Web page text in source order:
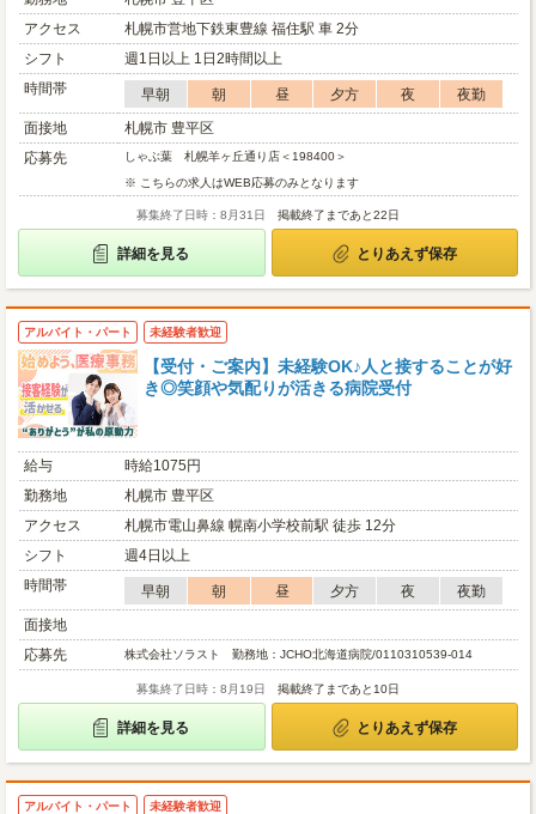
アクセス
札幌市営地下鉄東豊線 福住駅 車 2分
シフト
週1日以上 1日2時間以上
時間帯
早朝 朝 昼 夕方 夜
夜勤
面接地
札幌市 豊平区
応募先
しゃぶ葉 札幌羊ヶ丘通り店＜198400＞
※ こちらの求人はWEB応募のみとなります
募集終了日時：8月31日 掲載終了まであと22日
詳細を見る とりあえず保存
アルバイト・パート 未経験者歓迎
【受付・ご案内】未経験OK♪人と接することが好
き◎笑顔や気配りが活きる病院受付
給与
時給1075円
勤務地
札幌市 豊平区
アクセス
札幌市電山鼻線 幌南小学校前駅 徒歩 12分
シフト
週4日以上
時間帯
早朝 朝 昼 夕方 夜
夜勤
面接地
応募先
株式会社ソラスト 勤務地：JCHO北海道病院/0110310539-014
募集終了日時：8月19日 掲載終了まであと10日
詳細を見る とりあえず保存
アルバイト・パート 未経験者歓迎